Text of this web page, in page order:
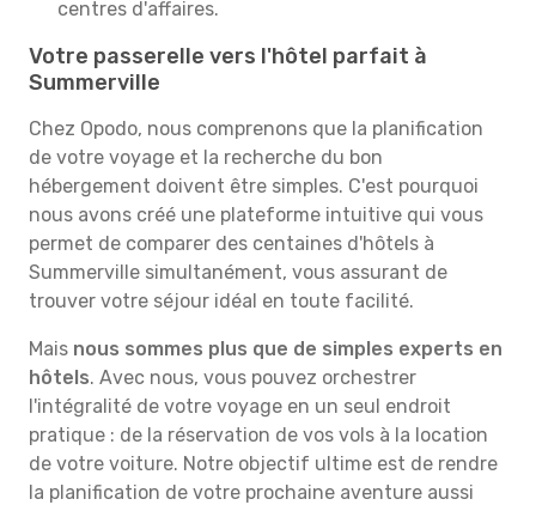
centres d'affaires.
Votre passerelle vers l'hôtel parfait à
Summerville
Chez Opodo, nous comprenons que la planification
de votre voyage et la recherche du bon
hébergement doivent être simples. C'est pourquoi
nous avons créé une plateforme intuitive qui vous
permet de comparer des centaines d'hôtels à
Summerville simultanément, vous assurant de
trouver votre séjour idéal en toute facilité.
Mais nous sommes plus que de simples experts en
hôtels. Avec nous, vous pouvez orchestrer
l'intégralité de votre voyage en un seul endroit
pratique : de la réservation de vos vols à la location
de votre voiture. Notre objectif ultime est de rendre
la planification de votre prochaine aventure aussi